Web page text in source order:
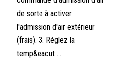
de sorte à activer
l'admission d'air extérieur
(frais). 3. Réglez la
temp&eacut ...